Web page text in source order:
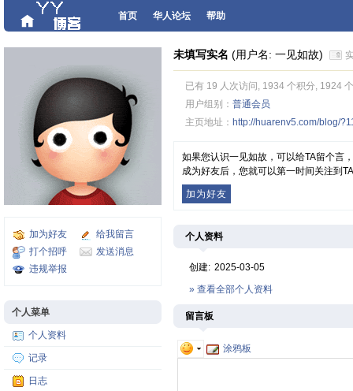
首页 华人论坛 帮助
加为好友
给我留言
打个招呼
发送消息
违规举报
个人菜单
个人资料
记录
日志
未填写实名 (用户名: 一见如故)
已有 19 人次访问, 1934 个积分, 1924
用户组别： 普通会员
主页地址： http://huarenv5.com/blog/
如果您认识一见如故，可以给TA留个言
成为好友后，您就可以第一时间关注到
加为好友
个人资料
创建: 2025-03-05
» 查看全部个人资料
留言板
涂鸦板